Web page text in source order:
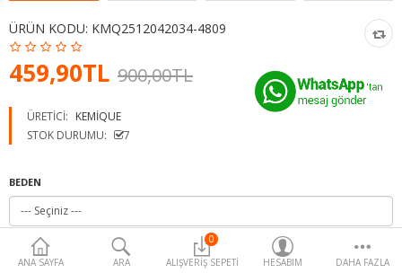
ANA SAYFA ARA
0
ALIŞVERIŞ SEPETI
HESABIM DAHA FAZLA
ÜRÜN KODU: KMQ2512042034-4809
459,90TL 900,00TL
ÜRETICI: KEMIQUE
STOK DURUMU:
7
BEDEN